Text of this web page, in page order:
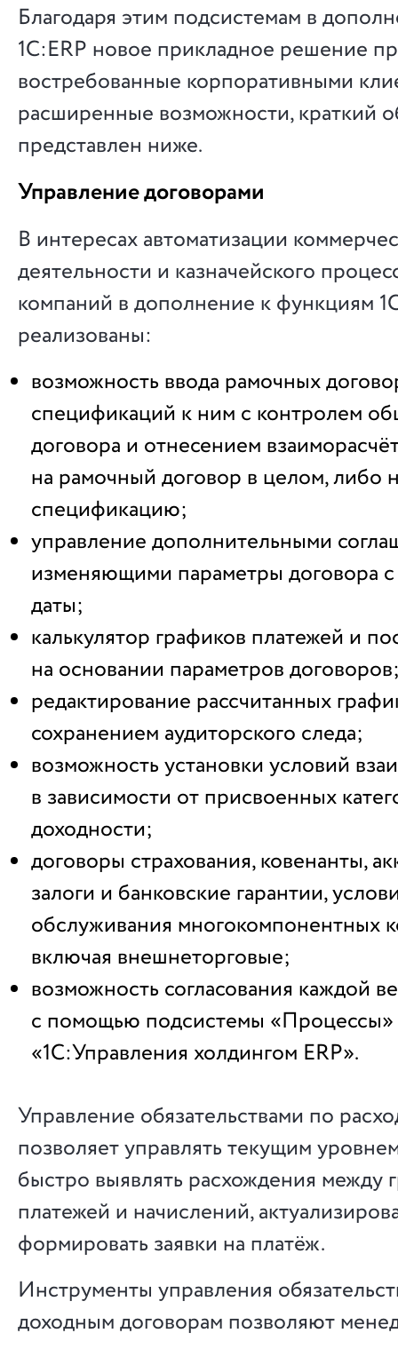
Благодаря этим подсистемам в
1С:ERP новое прикладное решение
востребованные корпоративными
расширенные возможности, краткий
представлен ниже.
Управление договорами
В интересах автоматизации
деятельности и казначейского
компаний в дополнение к функциям
реализованы:
возможность ввода рамочных
спецификаций к ним с контролем
договора и отнесением
на рамочный договор в целом, либо
спецификацию;
управление дополнительными
изменяющими параметры договора
даты;
калькулятор графиков платежей и
на основании параметров
редактирование рассчитанных
сохранением аудиторского следа;
возможность установки условий
в зависимости от присвоенных
доходности;
договоры страхования, ковенанты,
залоги и банковские гарантии,
обслуживания многокомпонентных
включая внешнеторговые;
возможность согласования каждой
с помощью подсистемы «Процессы»
«1С:Управления холдингом ERP».
Управление обязательствами по
позволяет управлять текущим
быстро выявлять расхождения между
платежей и начислений,
формировать заявки на платёж.
Инструменты управления
доходным договорам позволяют